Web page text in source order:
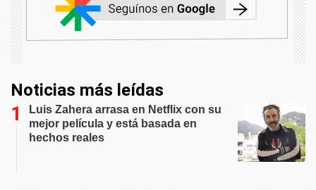
Noticias más leídas
Luis Zahera arrasa en Netflix con su
mejor película y está basada en
hechos reales